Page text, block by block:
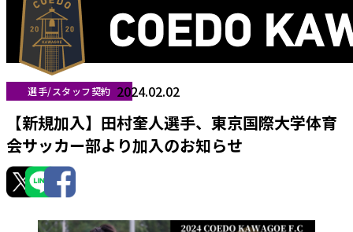
選手/スタッフ契約 2024.02.02
【新規加入】田村奎人選手、東京国際大学体育
会サッカー部より加入のお知らせ